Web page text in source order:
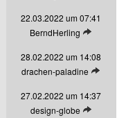
22.03.2022 um 07:41
BerndHerling Letzten
28.02.2022 um 14:08
drachen-paladine Letzten
27.02.2022 um 14:37
design-globe Letzten